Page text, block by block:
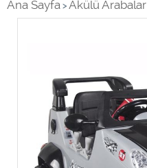
Ana Sayfa > Akülü Arabalar